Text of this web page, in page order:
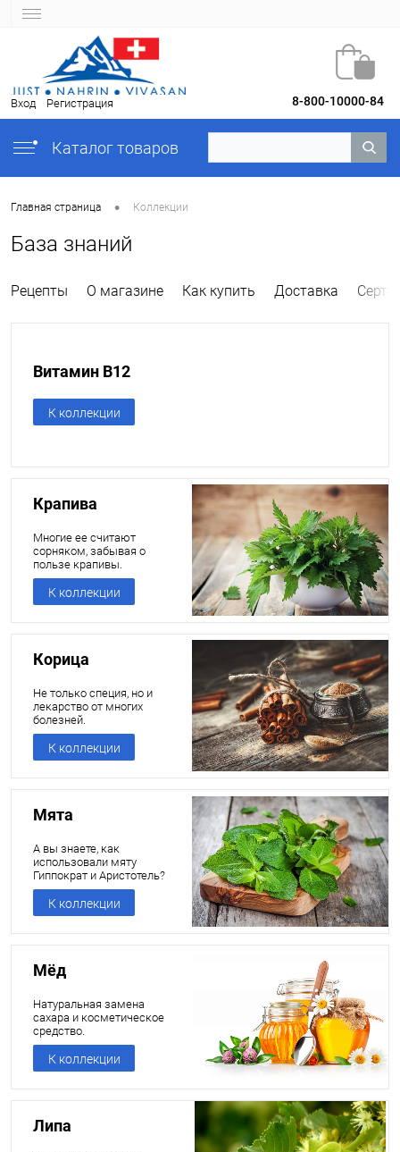
Вход Регистрация 8-800-10000-84
Каталог товаров
Главная страница • Коллекции
База знаний
Рецепты О магазине Как купить Доставка
Витамин В12
К коллекции
Крапива
Многие ее считают
сорняком, забывая о
пользе крапивы.
К коллекции
Корица
Не только специя, но и
лекарство от многих
болезней.
К коллекции
Мята
А вы знаете, как
использовали мяту
Гиппократ и Аристотель?
К коллекции
Мёд
Натуральная замена
сахара и косметическое
средство.
К коллекции
Липа